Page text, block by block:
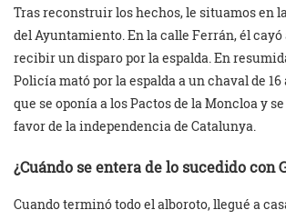
Tras reconstruir los hechos, le situamos en
del Ayuntamiento. En la calle Ferrán, él cayó
recibir un disparo por la espalda. En
Policía mató por la espalda a un chaval de
que se oponía a los Pactos de la Moncloa y
favor de la independencia de Catalunya.
¿Cuándo se entera de lo sucedido con
Cuando terminó todo el alboroto, llegué a